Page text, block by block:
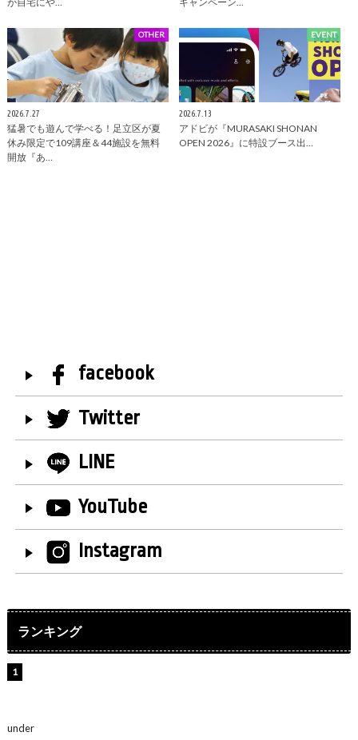
OTHER
2026.7.27
猛暑でも遊んで学べる！足立区が夏
休み限定で109講座＆44施設を無料
開放『あ…
EVENT
2026.7.13
アドビが『MURASAKI SHONAN
OPEN 2026』に特設ブース出…
facebook
Twitter
LINE
YouTube
Instagram
ランキング
under